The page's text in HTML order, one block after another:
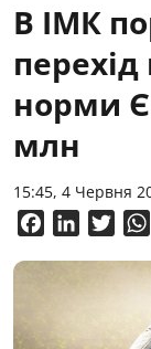
В ІМК
норми
млн
15:45, 4 Червня
FacebookLinkedIn